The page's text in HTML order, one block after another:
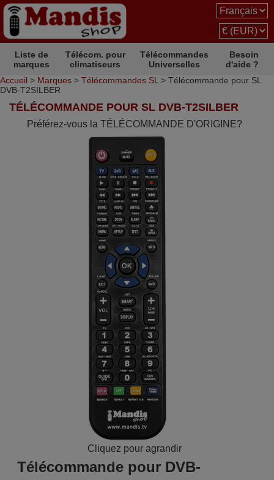
Liste de
marques
Télécom. pour
climatiseurs
Télécommandes
Universelles
Besoin
d'aide ?
Accueil > Marques > Télécommandes SL > Télécommande pour SL
DVB-T2SILBER
TÉLÉCOMMANDE POUR SL DVB-T2SILBER
Préférez-vous la TÉLÉCOMMANDE D'ORIGINE?
Cliquez pour agrandir
Télécommande pour DVB-